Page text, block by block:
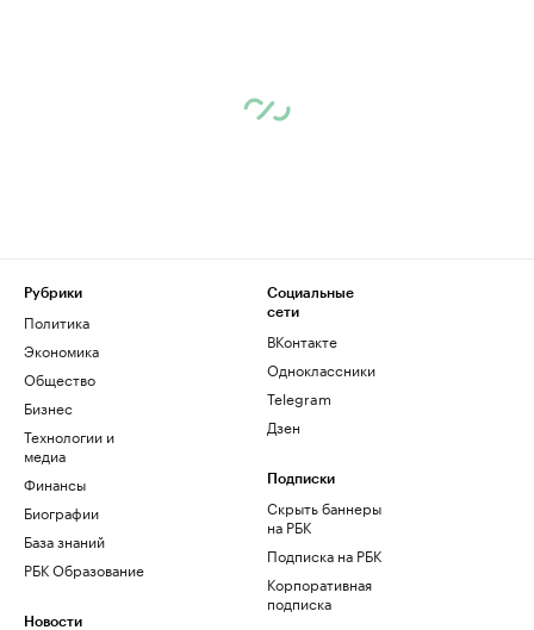
Рубрики
Политика
Экономика
Общество
Бизнес
Технологии и
медиа
Финансы
Биографии
База знаний
РБК Образование
Новости
Социальные
сети
ВКонтакте
Одноклассники
Telegram
Дзен
Подписки
Скрыть баннеры
на РБК
Подписка на РБК
Корпоративная
подписка